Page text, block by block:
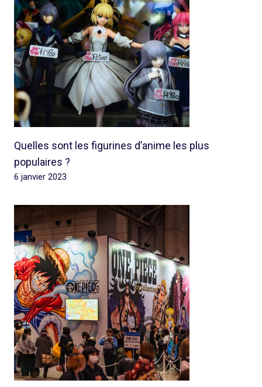
Quelles sont les figurines d’anime les plus
populaires ?
6 janvier 2023